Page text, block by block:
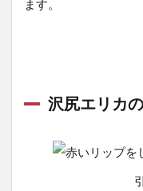
ます。
沢尻エリカ